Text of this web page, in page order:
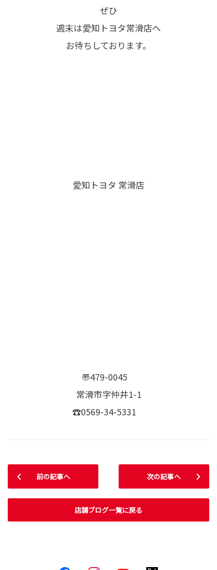
ぜひ
週末は愛知トヨタ常滑店へ
お待ちしております。
愛知トヨタ 常滑店
〠479-0045
常滑市字仲井1-1
☎0569-34-5331
前の記事へ
店舗ブログ一覧に戻る
次の記事へ